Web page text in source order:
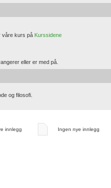
våre kurs på Kurssidene
eller er med på.
og filosofi.
innlegg
Ingen nye innlegg